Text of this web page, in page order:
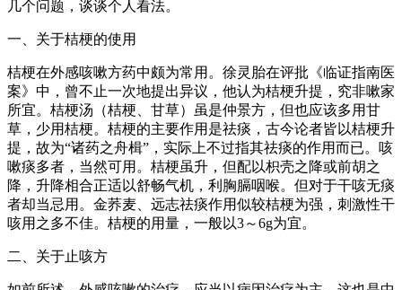
几个问题，谈谈个人看法。
一、关于桔梗的使用
桔梗在外感咳嗽方药中颇为常用。徐灵胎在评批《临证指南医
案》中，曾不止一次地提出异议，他认为桔梗升提，究非嗽家
所宜。桔梗汤（桔梗、甘草）虽是仲景方，但也应该多用甘
草，少用桔梗。桔梗的主要作用是祛痰，古今论者皆以桔梗升
提，故为“诸药之舟楫”，实际上不过指其祛痰的作用而已。咳
嗽痰多者，当然可用。桔梗虽升，但配以枳壳之降或前胡之
降，升降相合正适以舒畅气机，利胸膈咽喉。但对于干咳无痰
者却当忌用。金荞麦、远志祛痰作用似较桔梗为强，刺激性干
咳用之多不佳。桔梗的用量，一般以3～6g为宜。
二、关于止咳方